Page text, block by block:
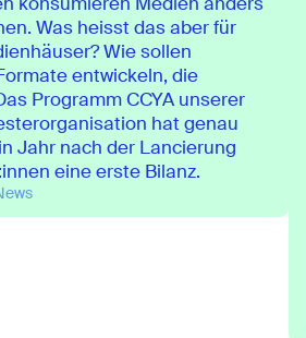
Was heisst das aber für
Wie sollen
entwickeln, die
Programm CCYA unserer
hat genau
Jahr nach der Lancierung
eine erste Bilanz.